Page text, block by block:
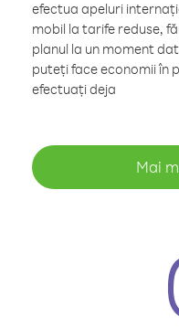
efectua apeluri
mobil la tarife reduse,
planul la un moment
puteți face economii în
efectuați deja
Mai